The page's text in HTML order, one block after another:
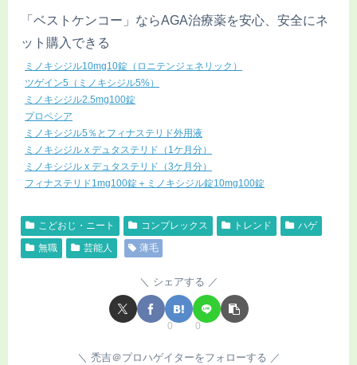
「ベストケンコー」ならAGA治療薬を安心、安全にネ
ット購入できる
ミノキシジル10mg10錠（ロニテンジェネリック）
ツゲイン5（ミノキシジル5%）
ミノキシジル2.5mg100錠
プロペシア
ミノキシジル5％とフィナステリド外用液
ミノキシジル x デュタステリド（1ケ月分）
ミノキシジル x デュタステリド（3ケ月分）
フィナステリド1mg100錠＋ミノキシジル錠10mg100錠
こどおじ・ニート コンプレックス トレンド
ハゲ
無職
芸能人 薄毛
シェアする
0 0
禿吉＠プロハゲイターをフォローする